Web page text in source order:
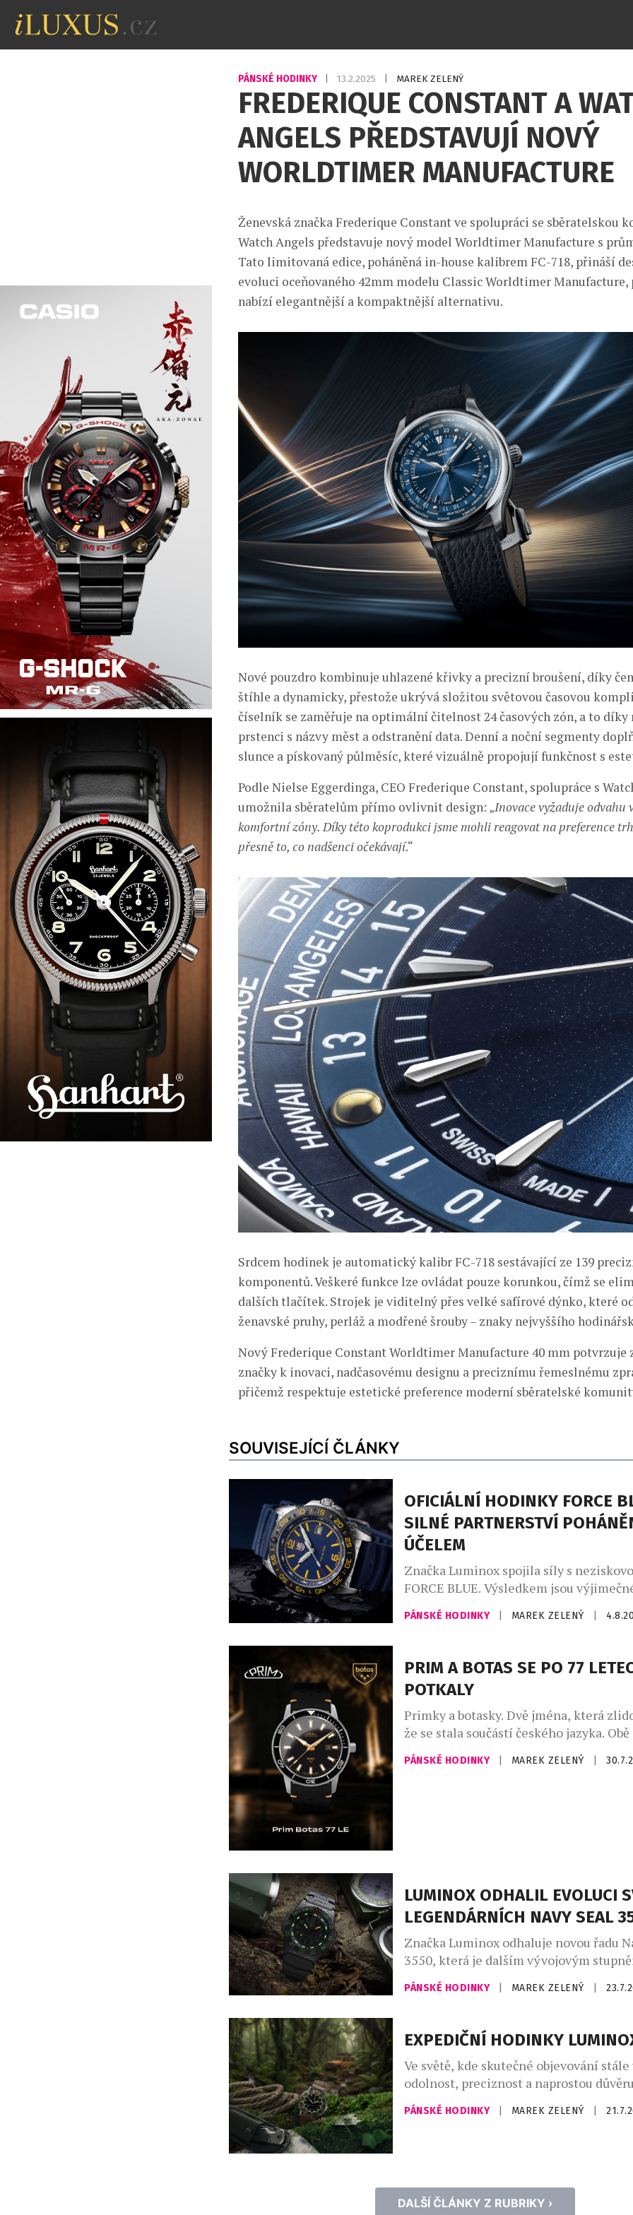
PÁNSKÉ HODINKY 13.2.2025 MAREK ZELENÝ
FREDERIQUE CONSTANT A
ANGELS PŘEDSTAVUJÍ NOVÝ
WORLDTIMER MANUFACTURE
Ženevská značka Frederique Constant ve spolupráci se sběratelskou
Watch Angels představuje nový model Worldtimer Manufacture s
Tato limitovaná edice, poháněná in-house kalibrem FC-718, přináší
evoluci oceňovaného 42mm modelu Classic Worldtimer Manufacture,
nabízí elegantnější a kompaktnější alternativu.
Nové pouzdro kombinuje uhlazené křivky a precizní broušení, díky
štíhle a dynamicky, přestože ukrývá složitou světovou časovou
číselník se zaměřuje na optimální čitelnost 24 časových zón, a to díky
prstenci s názvy měst a odstranění data. Denní a noční segmenty
slunce a pískovaný půlměsíc, které vizuálně propojují funkčnost s
Podle Nielse Eggerdinga, CEO Frederique Constant, spolupráce s
umožnila sběratelům přímo ovlivnit design: „Inovace vyžaduje odvahu
komfortní zóny. Díky této koprodukci jsme mohli reagovat na preference
přesně to, co nadšenci očekávají.“
Srdcem hodinek je automatický kalibr FC-718 sestávající ze 139
komponentů. Veškeré funkce lze ovládat pouze korunkou, čímž se
dalších tlačítek. Strojek je viditelný přes velké safírové dýnko, které
ženavské pruhy, perláž a modřené šrouby – znaky nejvyššího
Nový Frederique Constant Worldtimer Manufacture 40 mm potvrzuje
značky k inovaci, nadčasovému designu a preciznímu řemeslnému
přičemž respektuje estetické preference moderní sběratelské
SOUVISEJÍCÍ ČLÁNKY
OFICIÁLNÍ HODINKY FORCE
SILNÉ PARTNERSTVÍ
ÚČELEM
Značka Luminox spojila síly s
FORCE BLUE. Výsledkem jsou
jejichž vznikem stojí elitní vojenští
dnes místo bojových operací
byly od začátku do konce formovány
podněty vysloužilých členů Navy
ze speciálních jednotek. Jsou určeny
PÁNSKÉ HODINKY MAREK ZELENÝ
PRIM A BOTAS SE PO 77
POTKALY
Primky a botasky. Dvě jména, která
že se stala součástí českého jazyka.
vznikly v roce 1949 a po
poprvé setkaly na jednom výrobku.
PÁNSKÉ HODINKY MAREK ZELENÝ
LUMINOX ODHALIL EVOLUCI
LEGENDÁRNÍCH NAVY SEAL
Značka Luminox odhaluje novou řadu
3550, která je dalším vývojovým
nejikoničtější kolekce. Novinka,
let spolupráce s americkými
odolnost a taktický výkon. Přichází
uhlazenějším a nositelnějším
perfektně padne na zápěstí všech
Navy SEAL […]
PÁNSKÉ HODINKY MAREK ZELENÝ
EXPEDIČNÍ HODINKY
Ve světě, kde skutečné objevování
odolnost, preciznost a naprostou
vybavení, představuje značka Luminox
Adventure Watch. Tento model byl
sobě zachycuje ducha výprav do těch
koutů planety. Zároveň však […]
PÁNSKÉ HODINKY MAREK ZELENÝ
DALŠÍ ČLÁNKY Z RUBRIKY ›